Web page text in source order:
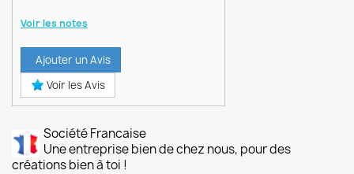
Voir les notes
Ajouter un Avis
Voir les Avis
Société Francaise
Une entreprise bien de chez nous, pour des
créations bien à toi !